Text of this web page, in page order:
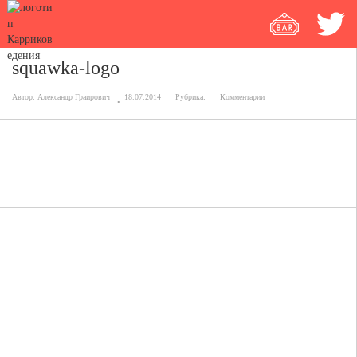
squawka-logo
Автор: Александр Граирович 18.07.2014 Рубрика: Комментарии